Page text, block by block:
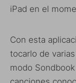
iPad en el
Con esta
tocarlo de
modo